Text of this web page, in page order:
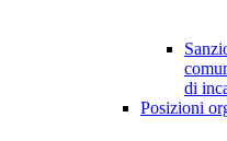
di
Posizioni